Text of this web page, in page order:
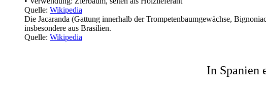
Quelle: Wikipedia
Die Jacaranda (Gattung innerhalb der Trompetenbaumgewächse,
insbesondere aus Brasilien.
Quelle: Wikipedia
In Spanien